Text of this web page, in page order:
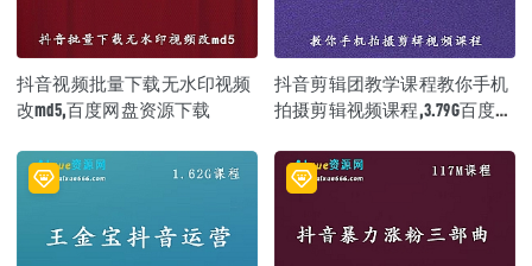
抖音视频批量下载无水印视频
改md5,百度网盘资源下载
抖音剪辑团教学课程教你手机
拍摄剪辑视频课程,3.79G百度网